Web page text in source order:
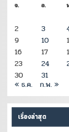
จ. อ.
2
3
9
10
16
17
23
24
30
31
« ธ.ค. ก.พ. »
เรื่องล่าสุด